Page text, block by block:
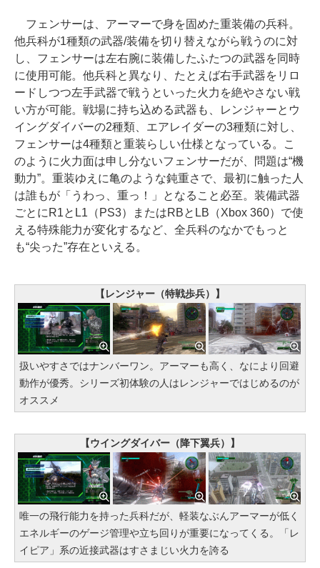
フェンサーは、アーマーで身を固めた重装備の兵科。
他兵科が1種類の武器/装備を切り替えながら戦うのに対
し、フェンサーは左右腕に装備したふたつの武器を同時
に使用可能。他兵科と異なり、たとえば右手武器をリロ
ードしつつ左手武器で戦うといった火力を絶やさない戦
い方が可能。戦場に持ち込める武器も、レンジャーとウ
イングダイバーの2種類、エアレイダーの3種類に対し、
フェンサーは4種類と重装らしい仕様となっている。こ
のように火力面は申し分ないフェンサーだが、問題は“機
動力”。重装ゆえに亀のような鈍重さで、最初に触った人
は誰もが「うわっ、重っ！」となること必至。装備武器
ごとにR1とL1（PS3）またはRBとLB（Xbox 360）で使
える特殊能力が変化するなど、全兵科のなかでもっと
も“尖った”存在といえる。
【レンジャー（特戦歩兵）】
扱いやすさではナンバーワン。アーマーも高く、なにより回避
動作が優秀。シリーズ初体験の人はレンジャーではじめるのが
オススメ
【ウイングダイバー（降下翼兵）】
唯一の飛行能力を持った兵科だが、軽装なぶんアーマーが低く
エネルギーのゲージ管理や立ち回りが重要になってくる。「レ
イピア」系の近接武器はすさまじい火力を誇る